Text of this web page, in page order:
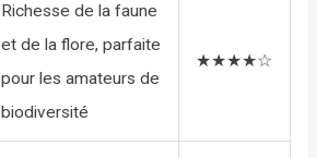
Richesse de la faune
et de la flore, parfaite
pour les amateurs de
biodiversité
★★★★☆